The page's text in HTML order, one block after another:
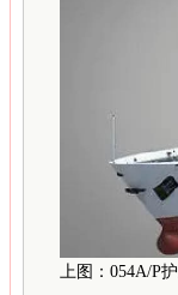
上图：054A/P